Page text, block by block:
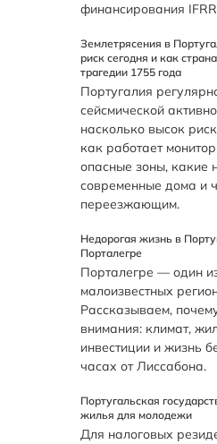
финансирования
Землетрясения в
риск сегодня и как
трагедии 1755 года
Португалия
сейсмической
насколько высок
как работает
опасные зоны,
современные дома и
переезжающим.
Недорогая жизнь в
Порталегре
Порталегре — один
малоизвестных
Рассказываем,
внимания: климат,
инвестиции и жизнь
часах от Лиссабона.
Португальская
жилья для молодежи
Для налоговых